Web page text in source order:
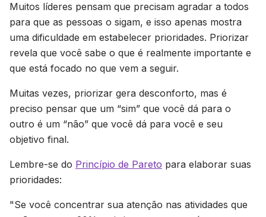
Muitos líderes pensam que precisam agradar a todos
para que as pessoas o sigam, e isso apenas mostra
uma dificuldade em estabelecer prioridades. Priorizar
revela que você sabe o que é realmente importante e
que está focado no que vem a seguir.
Muitas vezes, priorizar gera desconforto, mas é
preciso pensar que um “sim” que você dá para o
outro é um “não” que você dá para você e seu
objetivo final.
Lembre-se do Princípio de Pareto para elaborar suas
prioridades:
"Se você concentrar sua atenção nas atividades que